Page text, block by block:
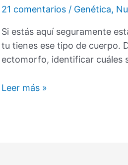
21 comentarios / Genética,
Si estás aquí seguramente
tu tienes ese tipo de cuerpo.
ectomorfo, identificar cuáles
Cuerpo
Leer más »